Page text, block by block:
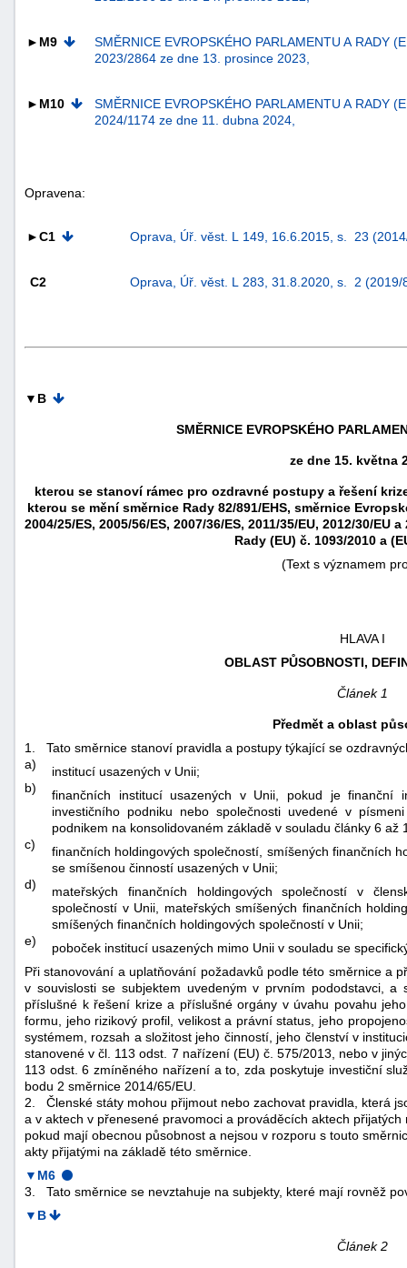
►M9
SMĚRNICE EVROPSKÉHO PARLAMENTU A RADY
2023/2864 ze dne 13. prosince 2023,
►M10
SMĚRNICE EVROPSKÉHO PARLAMENTU A RADY
2024/1174 ze dne 11. dubna 2024,
Opravena:
►C1 Oprava, Úř. věst. L 149, 16.6.2015, s. 23
C2 Oprava, Úř. věst. L 283, 31.8.2020, s. 2 (2019/
▼B
SMĚRNICE EVROPSKÉHO
ze dne 15. května
kterou se stanoví rámec pro ozdravné postupy a řešení
kterou se mění směrnice Rady 82/891/EHS, směrnice
2004/25/ES, 2005/56/ES, 2007/36/ES, 2011/35/EU, 2012/30/
Rady (EU) č. 1093/2010 a
(Text s významem
HLAVA I
OBLAST PŮSOBNOSTI,
Článek 1
Předmět a oblast
1.
Tato směrnice stanoví pravidla a postupy týkající se
a)
institucí usazených v Unii;
b)
finančních institucí usazených v Unii, pokud je finanční
investičního podniku nebo společnosti uvedené v
podnikem na konsolidovaném základě v souladu články 6
c)
finančních holdingových společností, smíšených finančních
se smíšenou činností usazených v Unii;
d)
mateřských finančních holdingových společností v
společností v Unii, mateřských smíšených finančních
smíšených finančních holdingových společností v Unii;
e)
poboček institucí usazených mimo Unii v souladu se
Při stanovování a uplatňování požadavků podle této směrnice a
v souvislosti se subjektem uvedeným v prvním pododstavci, a
příslušné k řešení krize a příslušné orgány v úvahu povahu
formu, jeho rizikový profil, velikost a právní status, jeho
systémem, rozsah a složitost jeho činností, jeho členství v
stanovené v čl. 113 odst. 7 nařízení (EU) č. 575/2013, nebo v
113 odst. 6 zmíněného nařízení a to, zda poskytuje investiční
bodu 2 směrnice 2014/65/EU.
2.
Členské státy mohou přijmout nebo zachovat pravidla, která
a v aktech v přenesené pravomoci a prováděcích aktech
pokud mají obecnou působnost a nejsou v rozporu s touto
akty přijatými na základě této směrnice.
▼M6
3.
Tato směrnice se nevztahuje na subjekty, které mají rovněž
▼B
Článek 2
-